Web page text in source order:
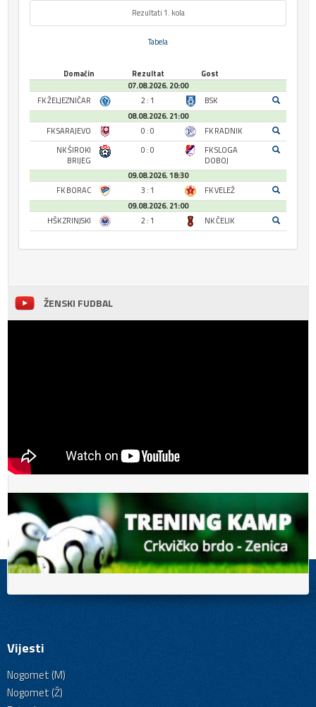
Rezultati 1. kola
Tabela
Domaćin Rezultat
Gost
07.08.2026. 20:00
FK ŽELJEZNIČAR
2 : 1
BSK
08.08.2026. 21:00
FK SARAJEVO
0 : 0
FK RADNIK
NK ŠIROKI
BRIJEG
0 : 0
FK SLOGA
DOBOJ
09.08.2026. 18:30
FK BORAC
3 : 1
FK VELEŽ
09.08.2026. 21:00
HŠK ZRINJSKI
2 : 1 NK ČELIK
ŽENSKI FUDBAL
Vijesti
Nogomet (M)
Nogomet (Ž)